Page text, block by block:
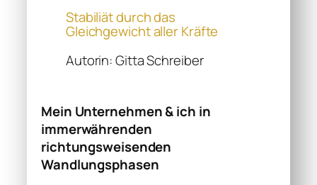
Stabiliät durch das
Gleichgewicht aller Kräfte
Autorin: Gitta Schreiber
Mein Unternehmen & ich in
immerwährenden
richtungsweisenden
Wandlungsphasen